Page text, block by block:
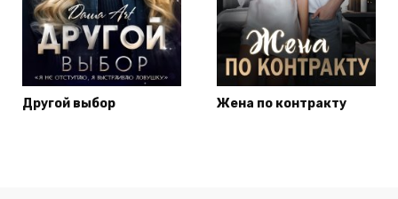
Другой выбор Жена по контракту